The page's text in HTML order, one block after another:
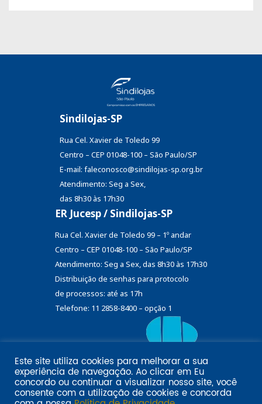
Sindilojas-SP
Rua Cel. Xavier de Toledo 99
Centro – CEP 01048-100 – São Paulo/SP
E-mail: faleconosco@sindilojas-sp.org.br
Atendimento: Seg a Sex,
das 8h30 às 17h30
ER Jucesp / Sindilojas-SP
Rua Cel. Xavier de Toledo 99 – 1º andar
Centro – CEP 01048-100 – São Paulo/SP
Atendimento: Seg a Sex, das 8h30 às 17h30
Distribuição de senhas para protocolo
de processos: até as 17h
Telefone: 11 2858-8400 – opção 1
Email marketing por:
Pol�tica de privacidade SINDILOJAS-SPAcesse aqui
Este site utiliza cookies para melhorar a sua
experiência de navegação. Ao clicar em Eu
concordo ou continuar a visualizar nosso site, você
consente com a utilização de cookies e concorda